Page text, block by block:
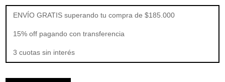
ENVÍO GRATIS superando tu compra de $185.000
15% off pagando con transferencia
3 cuotas sin interés